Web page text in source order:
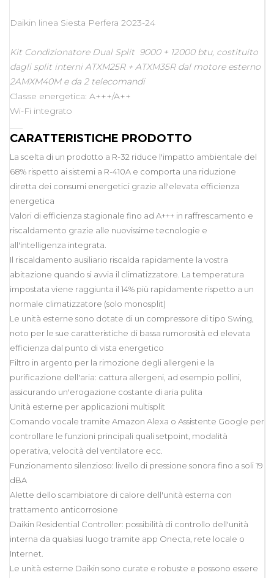
Daikin linea Siesta Perfera 2023-24
Kit Condizionatore Dual Split 9000 + 12000 btu, costituito
dagli split interni ATXM25R + ATXM35R dal motore esterno
2AMXM40M e da 2 telecomandi
Classe energetica: A+++/A++
Wi-Fi integrato
CARATTERISTICHE PRODOTTO
La scelta di un prodotto a R-32 riduce l'impatto ambientale del
68% rispetto ai sistemi a R-410A e comporta una riduzione
diretta dei consumi energetici grazie all'elevata efficienza
energetica
Valori di efficienza stagionale fino ad A+++ in raffrescamento e
riscaldamento grazie alle nuovissime tecnologie e
all'intelligenza integrata.
Il riscaldamento ausiliario riscalda rapidamente la vostra
abitazione quando si avvia il climatizzatore. La temperatura
impostata viene raggiunta il 14% più rapidamente rispetto a un
normale climatizzatore (solo monosplit)
Le unità esterne sono dotate di un compressore di tipo Swing,
noto per le sue caratteristiche di bassa rumorosità ed elevata
efficienza dal punto di vista energetico
Filtro in argento per la rimozione degli allergeni e la
purificazione dell'aria: cattura allergeni, ad esempio pollini,
assicurando un'erogazione costante di aria pulita
Unità esterne per applicazioni multisplit
Comando vocale tramite Amazon Alexa o Assistente Google per
controllare le funzioni principali quali setpoint, modalità
operativa, velocità del ventilatore ecc.
Funzionamento silenzioso: livello di pressione sonora fino a soli 19
dBA
Alette dello scambiatore di calore dell'unità esterna con
trattamento anticorrosione
Daikin Residential Controller: possibilità di controllo dell'unità
interna da qualsiasi luogo tramite app Onecta, rete locale o
Internet.
Le unità esterne Daikin sono curate e robuste e possono essere